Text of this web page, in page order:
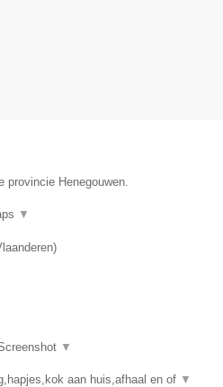
provincie Henegouwen.
▼
)
▼
aan huis,afhaal en of ▼